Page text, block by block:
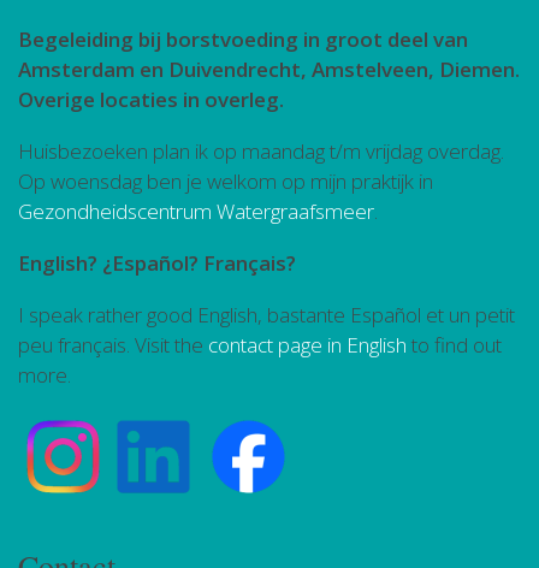
Begeleiding bij borstvoeding in groot deel van
Amsterdam en Duivendrecht, Amstelveen, Diemen.
Overige locaties in overleg.
Huisbezoeken plan ik op maandag t/m vrijdag overdag.
Op woensdag ben je welkom op mijn praktijk in
Gezondheidscentrum Watergraafsmeer
English? ¿Español? Français?
I speak rather good English, bastante Español et un petit
peu français. Visit the contact page in English to find out
more.